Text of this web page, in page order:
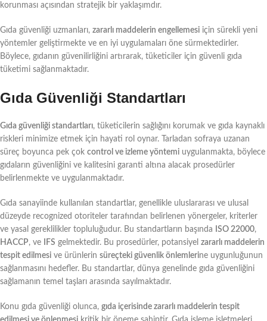
korunması açısından stratejik bir yaklaşımdır.
Gıda güvenliği uzmanları, zararlı maddelerin engellemesi için sürekli yeni
yöntemler geliştirmekte ve en iyi uygulamaları öne sürmektedirler.
Böylece, gıdanın güvenilirliğini artırarak, tüketiciler için güvenli gıda
tüketimi sağlanmaktadır.
Gıda Güvenliği Standartları
Gıda güvenliği standartları, tüketicilerin sağlığını korumak ve gıda kaynaklı
riskleri minimize etmek için hayati rol oynar. Tarladan sofraya uzanan
süreç boyunca pek çok control ve izleme yöntemi uygulanmakta, böylece
gıdaların güvenliğini ve kalitesini garanti altına alacak prosedürler
belirlenmekte ve uygulanmaktadır.
Gıda sanayiinde kullanılan standartlar, genellikle uluslararası ve ulusal
düzeyde recognized otoriteler tarafından belirlenen yönergeler, kriterler
ve yasal gereklilikler topluluğudur. Bu standartların başında
ISO 22000,
HACCP, ve IFS gelmektedir. Bu prosedürler, potansiyel zararlı maddelerin
tespit edilmesi ve ürünlerin süreçteki güvenlik önlemlerine uygunluğunun
sağlanmasını hedefler. Bu standartlar, dünya genelinde gıda güvenliğini
sağlamanın temel taşları arasında sayılmaktadır.
Konu gıda güvenliği olunca, gıda içerisinde zararlı maddelerin tespit